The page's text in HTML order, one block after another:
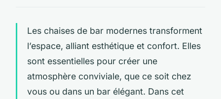
Les chaises de bar modernes transforment
l’espace, alliant esthétique et confort. Elles
sont essentielles pour créer une
atmosphère conviviale, que ce soit chez
vous ou dans un bar élégant. Dans cet